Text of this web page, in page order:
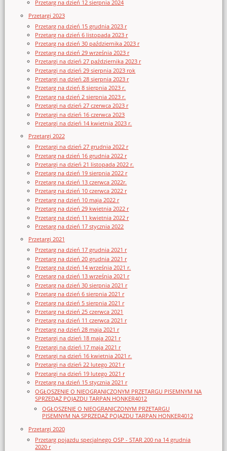
Przetarg na dzień 12 sierpnia 2024
Przetargi 2023
Przetarg na dzień 15 grudnia 2023 r
Przetarg na dzień 6 listopada 2023 r
Przetarg na dzień 30 października 2023 r
Przetarg na dzień 29 września 2023 r
Przetargi na dzień 27 października 2023 r
Przetargi na dzień 29 sierpnia 2023 rok
Przetargi na dzień 28 sierpnia 2023 r
Przetarg na dzień 8 sierpnia 2023 r.
Przetarg na dzień 2 sierpnia 2023 r.
Przetargi na dzień 27 czerwca 2023 r
Przetargi na dzień 16 czerwca 2023
Przetargi na dzień 14 kwietnia 2023 r.
Przetargi 2022
Przetargi na dzień 27 grudnia 2022 r
Przetarg na dzień 16 grudnia 2022 r
Przetargi na dzień 21 listopada 2022 r.
Przetarg na dzień 19 sierpnia 2022 r
Przetarg na dzień 13 czerwca 2022r.
Przetarg na dzień 10 czerwca 2022 r
Przetarg na dzień 10 maja 2022 r
Przetarg na dzień 29 kwietnia 2022 r
Przetarg na dzień 11 kwietnia 2022 r
Przetarg na dzień 17 stycznia 2022
Przetargi 2021
Przetarg na dzień 17 grudnia 2021 r
Przetarg na dzień 20 grudnia 2021 r
Przetarg na dzień 14 września 2021 r.
Przetarg na dzień 13 września 2021 r
Przetarg na dzień 30 sierpnia 2021 r
Przetarg na dzień 6 sierpnia 2021 r
Przetarg na dzień 5 sierpnia 2021 r
Przetarg na dzień 25 czerwca 2021
Przetarg na dzień 11 czerwca 2021 r
Przetarg na dzień 28 maja 2021 r
Przetargi na dzień 18 maja 2021 r
Przetargi na dzień 17 maja 2021 r
Przetargi na dzień 16 kwietnia 2021 r.
Przetargi na dzień 22 lutego 2021 r
Przetargi na dzień 19 lutego 2021 r
Przetarg na dzień 15 stycznia 2021 r
OGŁOSZENIE O NIEOGRANICZONYM PRZETARGU PISEMNYM NA
SPRZEDAŻ POJAZDU TARPAN HONKER4012
OGŁOSZENIE O NIEOGRANICZONYM PRZETARGU
PISEMNYM NA SPRZEDAŻ POJAZDU TARPAN HONKER4012
Przetargi 2020
Przetarg pojazdu specjalnego OSP - STAR 200 na 14 grudnia
2020 r